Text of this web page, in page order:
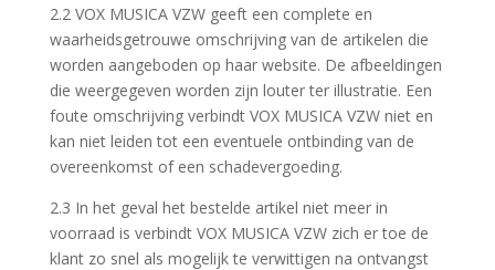
2.2 VOX MUSICA VZW geeft een complete en
waarheidsgetrouwe omschrijving van de artikelen die
worden aangeboden op haar website. De afbeeldingen
die weergegeven worden zijn louter ter illustratie. Een
foute omschrijving verbindt VOX MUSICA VZW niet en
kan niet leiden tot een eventuele ontbinding van de
overeenkomst of een schadevergoeding.
2.3 In het geval het bestelde artikel niet meer in
voorraad is verbindt VOX MUSICA VZW zich er toe de
klant zo snel als mogelijk te verwittigen na ontvangst